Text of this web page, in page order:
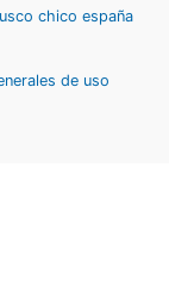
chico españa
de uso